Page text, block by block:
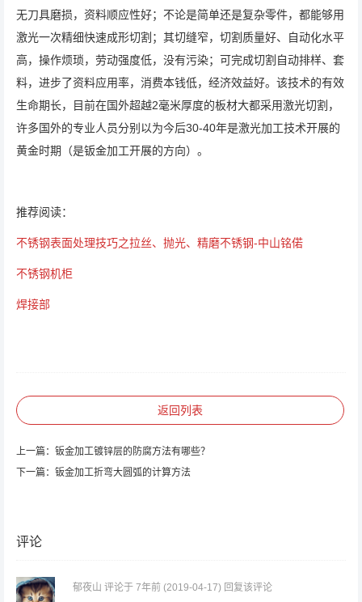
无刀具磨损，资料顺应性好；不论是简单还是复杂零件，都能够用
激光一次精细快速成形切割；其切缝窄，切割质量好、自动化水平
高，操作烦琐，劳动强度低，没有污染；可完成切割自动排样、套
料，进步了资料应用率，消费本钱低，经济效益好。该技术的有效
生命期长，目前在国外超越2毫米厚度的板材大都采用激光切割，
许多国外的专业人员分别以为今后30-40年是激光加工技术开展的
黄金时期（是钣金加工开展的方向）。
推荐阅读：
不锈钢表面处理技巧之拉丝、抛光、精磨不锈钢-中山铭偌
不锈钢机柜
焊接部
返回列表
上一篇： 钣金加工镀锌层的防腐方法有哪些？
下一篇： 钣金加工折弯大圆弧的计算方法
评论
郁夜山 评论于 7年前 (2019-04-17) 回复该评论